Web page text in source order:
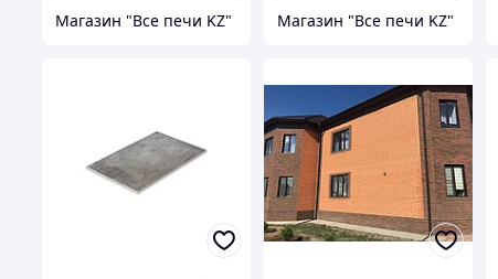
Магазин "Все печи KZ" Магазин "Все печи KZ"